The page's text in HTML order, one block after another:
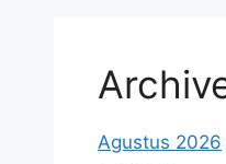
Agustus 2026